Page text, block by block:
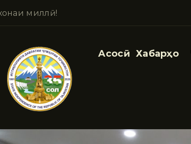
миллӣ!
Асосӣ Хабарҳо